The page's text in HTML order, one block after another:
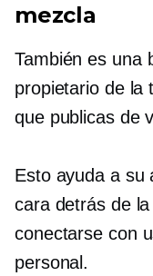
mezcla
También es una
propietario de la
que publicas de
Esto ayuda a su
cara detrás de
conectarse con
personal.